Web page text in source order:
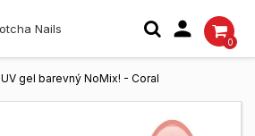

0
UV gel barevný NoMix! - Coral